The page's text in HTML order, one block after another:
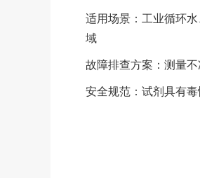
适用场景：工业循环
域
故障排查方案：测量
安全规范：试剂具有